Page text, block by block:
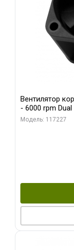
Вентилятор
- 6000 rpm Dual Ball
(ACFAN00185A)
Модель: 117227